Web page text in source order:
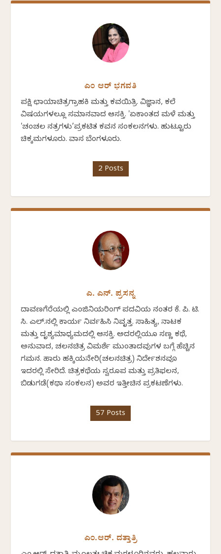
ಎಂ ಆರ್ ಭಗವತಿ
ಪಕ್ಷಿ ಛಾಯಾಚಿತ್ರಗ್ರಾಹಕಿ ಮತ್ತು ಕವಯಿತ್ರಿ. ವಿಜ್ಞಾನ, ಕಲೆ
ವಿಷಯಗಳಲ್ಲೂ ಸಮಾನವಾದ ಆಸಕ್ತಿ. 'ಏಕಾಂತದ ಮಳೆ ಮತ್ತು
'ಚಂಚಲ ನಕ್ಷತ್ರಗಳು’ಪ್ರಕಟಿತ ಕವನ ಸಂಕಲನಗಳು. ಹುಟ್ಟೂರು
ಚಿಕ್ಕಮಗಳೂರು. ವಾಸ ಬೆಂಗಳೂರು.
2 Posts
ಎ. ಎನ್. ಪ್ರಸನ್ನ
ದಾವಣಗೆರೆಯಲ್ಲಿ ಎಂಜಿನಿಯರಿಂಗ್ ಪದವಿಯ ನಂತರ ಕೆ. ಪಿ. ಟಿ.
ಸಿ. ಎಲ್.ನಲ್ಲಿ ಕಾರ್ಯ ನಿರ್ವಹಿಸಿ ನಿವೃತ್ತ. ಸಾಹಿತ್ಯ, ನಾಟಕ
ಮತ್ತು ದೃಶ್ಯಮಾಧ್ಯಮದಲ್ಲಿ ಆಸಕ್ತಿ. ಅದರಲ್ಲಿಯೂ ಸಣ್ಣ ಕಥೆ,
ಅನುವಾದ, ಚಲನಚಿತ್ರ ವಿಮರ್ಶೆ ಮುಂತಾದವುಗಳ ಬಗ್ಗೆ ಹೆಚ್ಚಿನ
ಗಮನ. ಹಾರು ಹಕ್ಕಿಯನೇರಿ(ಚಲನಚಿತ್ರ) ನಿರ್ದೇಶನವೂ
ಇದರಲ್ಲಿ ಸೇರಿದೆ. ಚಿತ್ರಕಥೆಯ ಸ್ವರೂಪ ಮತ್ತು ಪ್ರತಿಫಲನ,
ಬಿಡುಗಡೆ(ಕಥಾ ಸಂಕಲನ) ಅವರ ಇತ್ತೀಚಿನ ಪ್ರಕಟಣೆಗಳು.
57 Posts
ಎಂ.ಆರ್. ದತ್ತಾತ್ರಿ